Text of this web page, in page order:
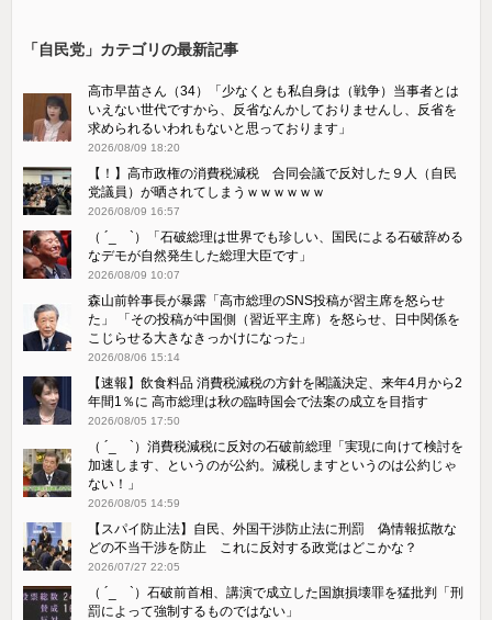
「自民党」カテゴリの最新記事
高市早苗さん（34）「少なくとも私自身は（戦争）当事者とは
いえない世代ですから、反省なんかしておりませんし、反省を
求められるいわれもないと思っております」
2026/08/09 18:20
【！】高市政権の消費税減税 合同会議で反対した９人（自民
党議員）が晒されてしまうｗｗｗｗｗｗ
2026/08/09 16:57
（ ´_ゝ`）「石破総理は世界でも珍しい、国民による石破辞める
なデモが自然発生した総理大臣です」
2026/08/09 10:07
森山前幹事長が暴露「高市総理のSNS投稿が習主席を怒らせ
た」 「その投稿が中国側（習近平主席）を怒らせ、日中関係を
こじらせる大きなきっかけになった」
2026/08/06 15:14
【速報】飲食料品 消費税減税の方針を閣議決定、来年4月から2
年間1％に 高市総理は秋の臨時国会で法案の成立を目指す
2026/08/05 17:50
（ ´_ゝ`）消費税減税に反対の石破前総理「実現に向けて検討を
加速します、というのが公約。減税しますというのは公約じゃ
ない！」
2026/08/05 14:59
【スパイ防止法】自民、外国干渉防止法に刑罰 偽情報拡散な
どの不当干渉を防止 これに反対する政党はどこかな？
2026/07/27 22:05
（ ´_ゝ`）石破前首相、講演で成立した国旗損壊罪を猛批判「刑
罰によって強制するものではない」